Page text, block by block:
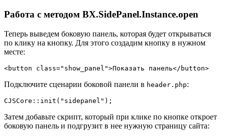
Работа с методом BX.SidePanel.Instance.open
Теперь выведем боковую панель, которая будет открываться
по клику на кнопку. Для этого создадим кнопку в нужном
месте:
Подключите сценарии боковой панели в header.php:
CJSCore::init("sidepanel");
Затем добавьте скрипт, который при клике по кнопке откроет
боковую панель и подгрузит в нее нужную страницу сайта: